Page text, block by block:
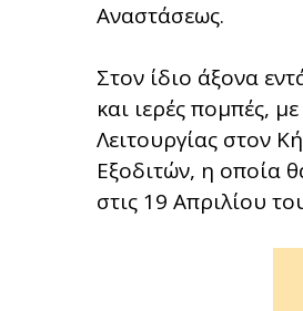
Αναστάσεως.
Στον ίδιο άξονα
και ιερές πομπές,
Λειτουργίας στον
Εξοδιτών, η οποία
στις 19 Απριλίου